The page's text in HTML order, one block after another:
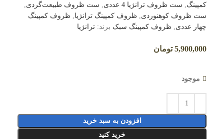
کمپینگ
ست ظروف ترانژیا 4 عددی ست ظروف طبیعت‌گردی
ست ظروف کوهنوردی ظروف کمپینگ ترانژیا ظروف کمپینگ
چهار عددی ظروف کمپینگ سبک برند: ترانژیا
5,900,000 تومان
موجود
افزودن به سبد خرید
خرید کنید